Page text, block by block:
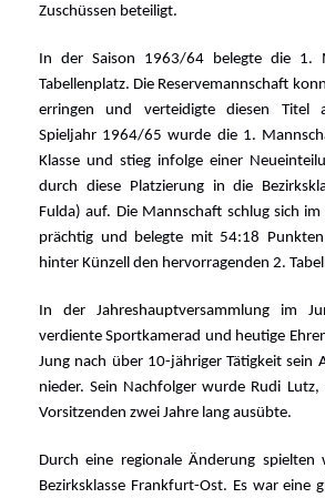
Zuschüssen beteiligt.
In der Saison 1963/64 belegte die 1.
Tabellenplatz. Die Reservemannschaft
erringen und verteidigte diesen Titel
Spieljahr 1964/65 wurde die 1.
Klasse und stieg infolge einer
durch diese Platzierung in die
Fulda) auf. Die Mannschaft schlug sich
prächtig und belegte mit 54:18
hinter Künzell den hervorragenden 2.
In der Jahreshauptversammlung im
verdiente Sportkamerad und heutige
Jung nach über 10-jähriger Tätigkeit sein
nieder. Sein Nachfolger wurde Rudi
Vorsitzenden zwei Jahre lang ausübte.
Durch eine regionale Änderung
Bezirksklasse Frankfurt-Ost. Es war eine